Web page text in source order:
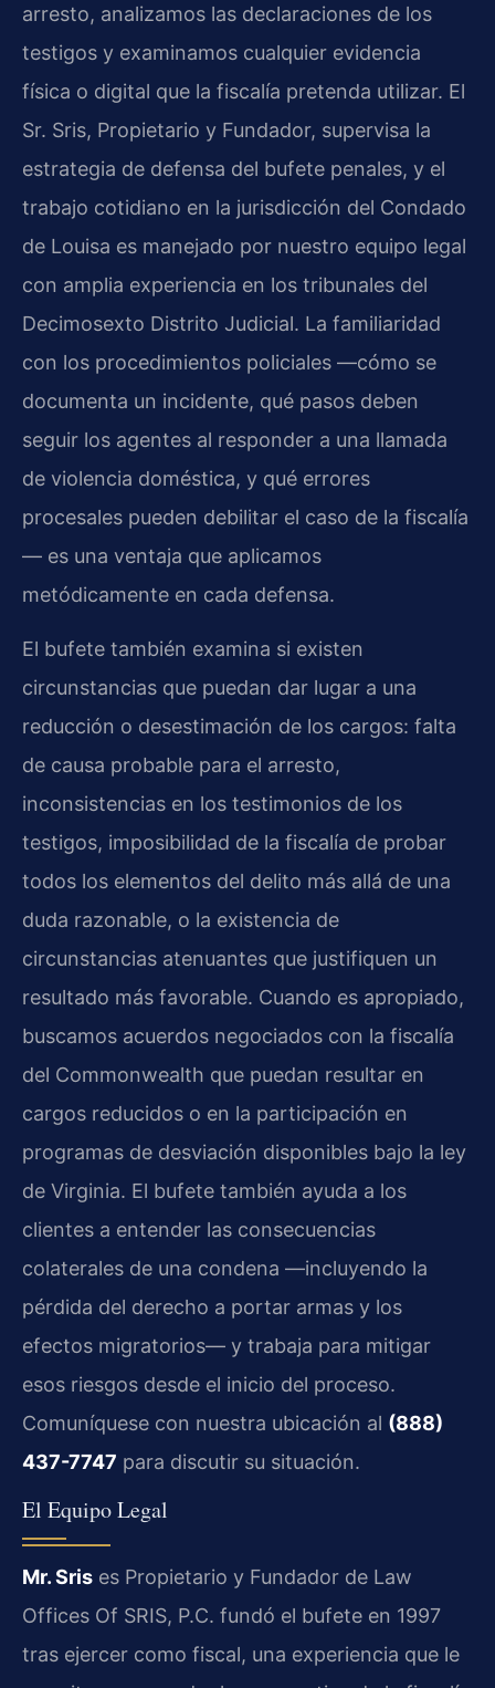
arresto, analizamos las declaraciones de los
testigos y examinamos cualquier evidencia
física o digital que la fiscalía pretenda utilizar. El
Sr. Sris, Propietario y Fundador, supervisa la
estrategia de defensa del bufete penales, y el
trabajo cotidiano en la jurisdicción del Condado
de Louisa es manejado por nuestro equipo legal
con amplia experiencia en los tribunales del
Decimosexto Distrito Judicial. La familiaridad
con los procedimientos policiales —cómo se
documenta un incidente, qué pasos deben
seguir los agentes al responder a una llamada
de violencia doméstica, y qué errores
procesales pueden debilitar el caso de la fiscalía
— es una ventaja que aplicamos
metódicamente en cada defensa.
El bufete también examina si existen
circunstancias que puedan dar lugar a una
reducción o desestimación de los cargos: falta
de causa probable para el arresto,
inconsistencias en los testimonios de los
testigos, imposibilidad de la fiscalía de probar
todos los elementos del delito más allá de una
duda razonable, o la existencia de
circunstancias atenuantes que justifiquen un
resultado más favorable. Cuando es apropiado,
buscamos acuerdos negociados con la fiscalía
del Commonwealth que puedan resultar en
cargos reducidos o en la participación en
programas de desviación disponibles bajo la ley
de Virginia. El bufete también ayuda a los
clientes a entender las consecuencias
colaterales de una condena —incluyendo la
pérdida del derecho a portar armas y los
efectos migratorios— y trabaja para mitigar
esos riesgos desde el inicio del proceso.
Comuníquese con nuestra ubicación al (888)
437-7747 para discutir su situación.
El Equipo Legal
Mr. Sris es Propietario y Fundador de Law
Offices Of SRIS, P.C. fundó el bufete en 1997
tras ejercer como fiscal, una experiencia que le